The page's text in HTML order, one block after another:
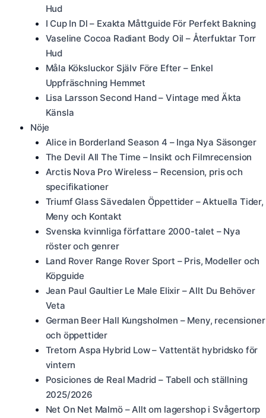
Hud
I Cup In Dl – Exakta Måttguide För Perfekt Bakning
Vaseline Cocoa Radiant Body Oil – Återfuktar Torr
Hud
Måla Köksluckor Själv Före Efter – Enkel
Uppfräschning Hemmet
Lisa Larsson Second Hand – Vintage med Äkta
Känsla
Nöje
Alice in Borderland Season 4 – Inga Nya Säsonger
The Devil All The Time – Insikt och Filmrecension
Arctis Nova Pro Wireless – Recension, pris och
specifikationer
Triumf Glass Sävedalen Öppettider – Aktuella Tider,
Meny och Kontakt
Svenska kvinnliga författare 2000-talet – Nya
röster och genrer
Land Rover Range Rover Sport – Pris, Modeller och
Köpguide
Jean Paul Gaultier Le Male Elixir – Allt Du Behöver
Veta
German Beer Hall Kungsholmen – Meny, recensioner
och öppettider
Tretorn Aspa Hybrid Low – Vattentät hybridsko för
vintern
Posiciones de Real Madrid – Tabell och ställning
2025/2026
Net On Net Malmö – Allt om lagershop i Svågertorp